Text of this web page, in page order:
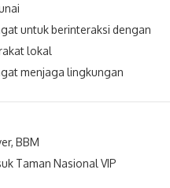
untuk berinteraksi dengan
lokal
menjaga lingkungan
BBM
Taman Nasional VIP